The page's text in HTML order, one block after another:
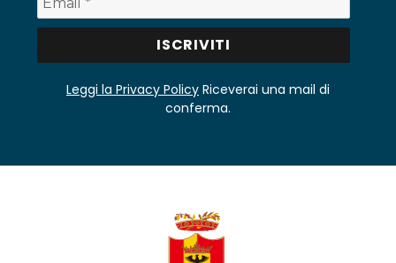
Leggi la Privacy Policy Riceverai una mail di
conferma.